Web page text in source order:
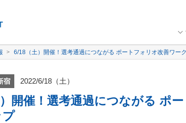
6/18（土）開催！選考通過につながる ポートフォリオ改善ワー
宿 2022/6/18（土）
開催！選考通過につながる ポ
プ